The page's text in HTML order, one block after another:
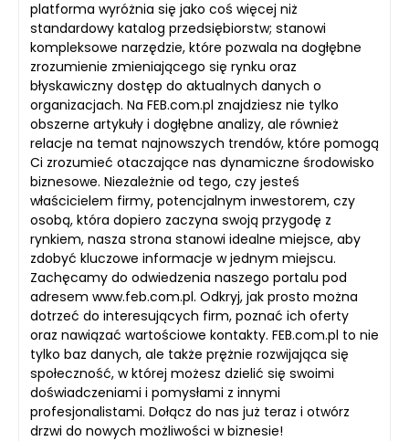
platforma wyróżnia się jako coś więcej niż
standardowy katalog przedsiębiorstw; stanowi
kompleksowe narzędzie, które pozwala na dogłębne
zrozumienie zmieniającego się rynku oraz
błyskawiczny dostęp do aktualnych danych o
organizacjach. Na FEB.com.pl znajdziesz nie tylko
obszerne artykuły i dogłębne analizy, ale również
relacje na temat najnowszych trendów, które pomogą
Ci zrozumieć otaczające nas dynamiczne środowisko
biznesowe. Niezależnie od tego, czy jesteś
właścicielem firmy, potencjalnym inwestorem, czy
osobą, która dopiero zaczyna swoją przygodę z
rynkiem, nasza strona stanowi idealne miejsce, aby
zdobyć kluczowe informacje w jednym miejscu.
Zachęcamy do odwiedzenia naszego portalu pod
adresem www.feb.com.pl. Odkryj, jak prosto można
dotrzeć do interesujących firm, poznać ich oferty
oraz nawiązać wartościowe kontakty. FEB.com.pl to nie
tylko baz danych, ale także prężnie rozwijająca się
społeczność, w której możesz dzielić się swoimi
doświadczeniami i pomysłami z innymi
profesjonalistami. Dołącz do nas już teraz i otwórz
drzwi do nowych możliwości w biznesie!